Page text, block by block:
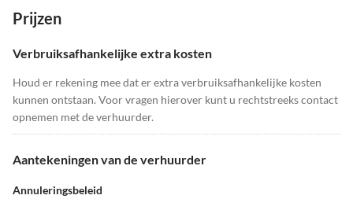
Prijzen
Verbruiksafhankelijke extra kosten
Houd er rekening mee dat er extra verbruiksafhankelijke kosten
kunnen ontstaan. Voor vragen hierover kunt u rechtstreeks contact
opnemen met de verhuurder.
Aantekeningen van de verhuurder
Annuleringsbeleid